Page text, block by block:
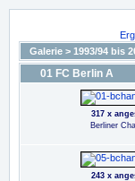
Galerie > 1993/94 bis
01 FC Berlin A
317 x
Berliner
243 x